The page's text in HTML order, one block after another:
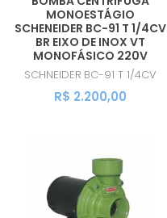
MONOESTÁGIO
SCHENEIDER BC-91 T 1/4CV
BR EIXO DE INOX VT
MONOFÁSICO 220V
SCHNEIDER BC-91 T 1/4CV
R$ 2.200,00